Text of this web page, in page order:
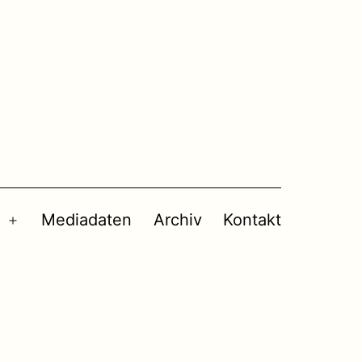
Menü
Mediadaten Archiv Kontakt